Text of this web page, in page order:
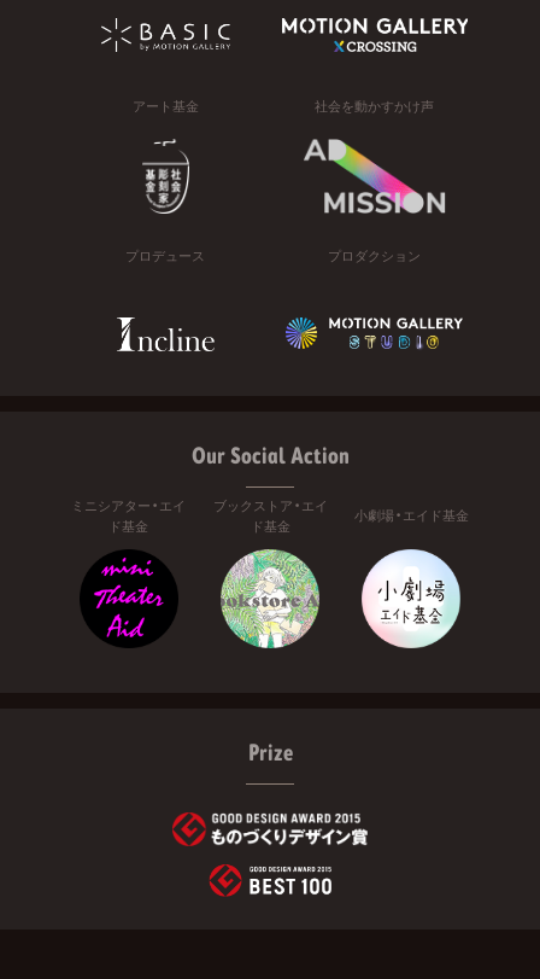
アート基金 社会を動かすかけ声
プロデュース プロダクション
Our Social Action
ミニシアター・エイ
ド基金
ブックストア・エイ
ド基金
小劇場・エイド基金
Prize